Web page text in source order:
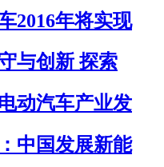
2016年将实现
与创新 探索
动汽车产业发
中国发展新能